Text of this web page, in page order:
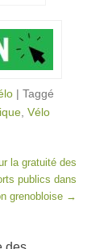
| Taggé
, Vélo
la gratuité des
publics dans
grenobloise →